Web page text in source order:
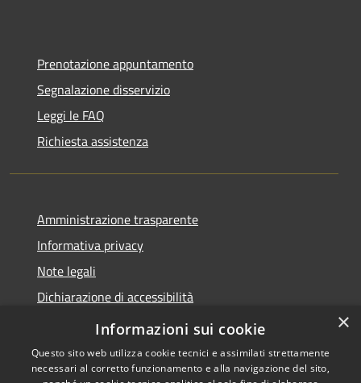
Prenotazione appuntamento
Segnalazione disservizio
Leggi le FAQ
Richiesta assistenza
Amministrazione trasparente
Informativa privacy
Note legali
Dichiarazione di accessibilità
Whistleblowing-segnalazione illeciti
×
Informazioni sui cookie
Questo sito web utilizza cookie tecnici e assimilati strettamente
necessari al corretto funzionamento e alla navigazione del sito,